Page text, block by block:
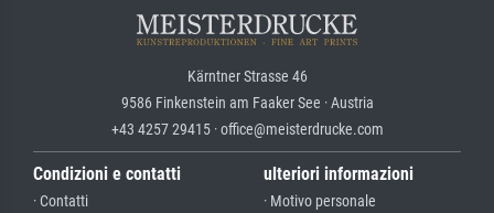
Kärntner Strasse 46
9586 Finkenstein am Faaker See · Austria
+43 4257 29415 · office@meisterdrucke.com
Condizioni e contatti
· Contatti
ulteriori informazioni
· Motivo personale